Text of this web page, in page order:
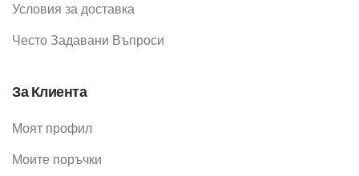
Условия за доставка
Често Задавани Въпроси
За Клиента
Моят профил
Моите поръчки